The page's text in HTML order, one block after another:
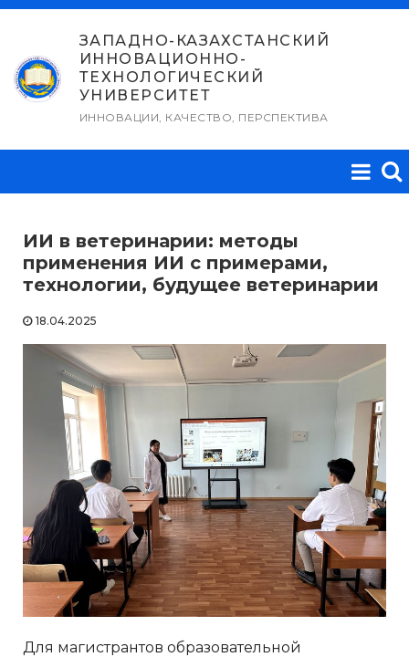
Перейти
содержимому
ЗАПАДНО-КАЗАХСТАНСКИЙ
ИННОВАЦИОННО-
ТЕХНОЛОГИЧЕСКИЙ
УНИВЕРСИТЕТ
ИННОВАЦИИ, КАЧЕСТВО, ПЕРСПЕКТИВА
ИИ в ветеринарии: методы
применения ИИ с примерами,
технологии, будущее ветеринарии
18.04.2025
Для магистрантов образовательной